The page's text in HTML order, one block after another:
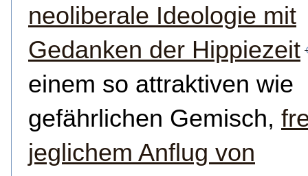
neoliberale Ideologie mit
Gedanken der Hippiezeit
einem so attraktiven wie
gefährlichen Gemisch,
jeglichem Anflug von